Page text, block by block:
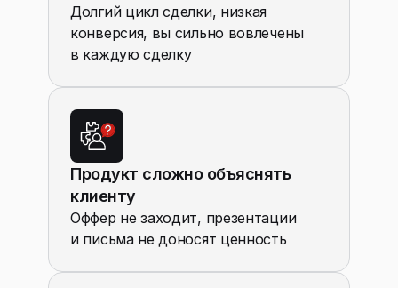
Долгий цикл сделки, низкая
конверсия, вы сильно вовлечены
в каждую сделку
Продукт сложно объяснять
клиенту
Оффер не заходит, презентации
и письма не доносят ценность